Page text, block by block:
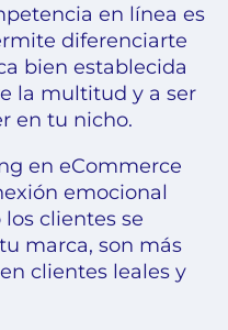
en línea es
diferenciarte
bien establecida
la multitud y a ser
en tu nicho.
en eCommerce
emocional
clientes se
marca, son más
clientes leales y